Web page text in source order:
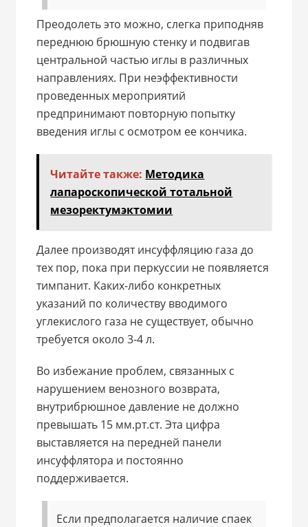
Преодолеть это можно, слегка приподняв
переднюю брюшную стенку и подвигав
центральной частью иглы в различных
направлениях. При неэффективности
проведенных мероприятий
предпринимают повторную попытку
введения иглы с осмотром ее кончика.
Читайте также: Методика
лапароскопической тотальной
мезоректумэктомии
Далее производят инсуффляцию газа до
тех пор, пока при перкуссии не появляется
тимпанит. Каких-либо конкретных
указаний по количеству вводимого
углекислого газа не существует, обычно
требуется около 3-4 л.
Во избежание проблем, связанных с
нарушением венозного возврата,
внутрибрюшное давление не должно
превышать 15 мм.рт.ст. Эта цифра
выставляется на передней панели
инсуффлятора и постоянно
поддерживается.
Если предполагается наличие спаек